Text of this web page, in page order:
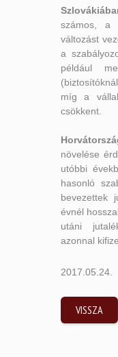
számos, a
változást
a
például
míg a
csökkent.
növelése
utóbbi
hasonló
bevezettek
évnél
utáni
azonnal
2017.05.24.
VISSZA